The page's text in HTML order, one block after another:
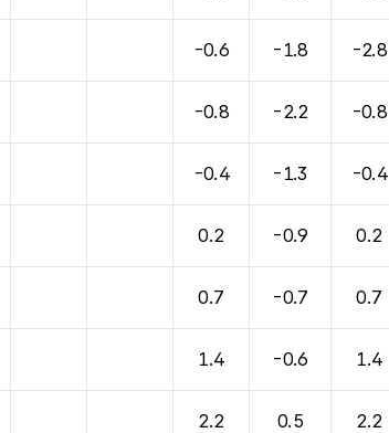
-0.6 -1.8 -2.8
-0.8 -2.2 -0.8
-0.4 -1.3 -0.4
0.2 -0.9 0.2
0.7 -0.7 0.7
1.4 -0.6 1.4
2.2 0.5 2.2